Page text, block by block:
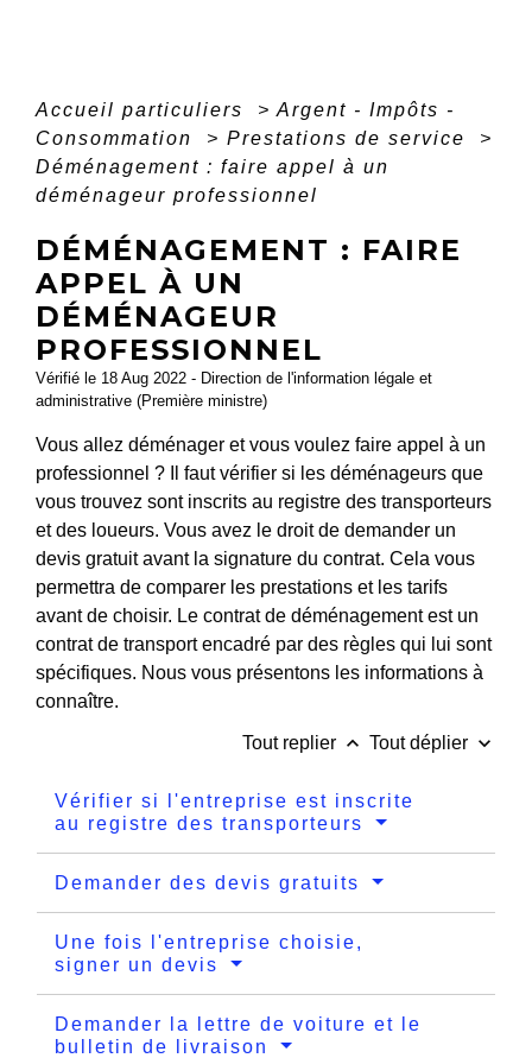
Accueil particuliers > Argent - Impôts -
Consommation
> Prestations de service
>
Déménagement : faire appel à un
déménageur professionnel
DÉMÉNAGEMENT : FAIRE
APPEL À UN
DÉMÉNAGEUR
PROFESSIONNEL
Vérifié le 18 Aug 2022 - Direction de l'information légale et
administrative (Première ministre)
Vous allez déménager et vous voulez faire appel à un
professionnel ? Il faut vérifier si les déménageurs que
vous trouvez sont inscrits au registre des transporteurs
et des loueurs. Vous avez le droit de demander un
devis gratuit avant la signature du contrat. Cela vous
permettra de comparer les prestations et les tarifs
avant de choisir. Le contrat de déménagement est un
contrat de transport encadré par des règles qui lui sont
spécifiques. Nous vous présentons les informations à
connaître.
Tout replier keyboard_arrow_up Tout déplier keyboard_arrow_down
Vérifier si l'entreprise est inscrite
au registre des transporteurs
Demander des devis gratuits
Une fois l'entreprise choisie,
signer un devis
Demander la lettre de voiture et le
bulletin de livraison